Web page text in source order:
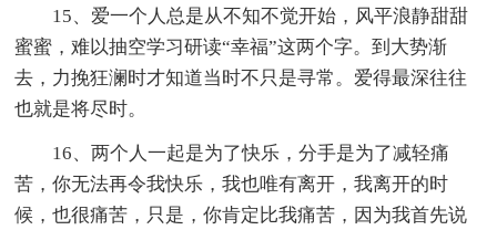
15、爱一个人总是从不知不觉开始，风平浪静甜甜
蜜蜜，难以抽空学习研读“幸福”这两个字。到大势渐
去，力挽狂澜时才知道当时不只是寻常。爱得最深往往
也就是将尽时。
16、两个人一起是为了快乐，分手是为了减轻痛
苦，你无法再令我快乐，我也唯有离开，我离开的时
候，也很痛苦，只是，你肯定比我痛苦，因为我首先说